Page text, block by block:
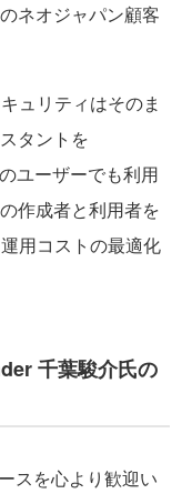
ネオジャパン顧客
ュリティはそのま
タントを
ユーザーでも利用
作成者と利用者を
用コストの最適化
千葉駿介氏の
スを心より歓迎い